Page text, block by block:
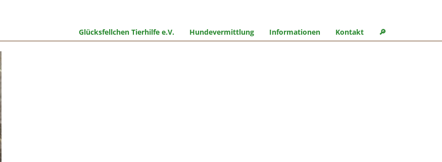
Glücksfellchen Tierhilfe e.V. Hundevermittlung Informationen Kontakt 🔎︎